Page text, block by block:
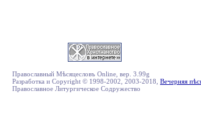
Православный Мѣсяцесловъ Online, вер. 3.99g
Разработка и Copyright © 1998-2002, 2003-2018, Вечерняя
Православное Литургическое Содружество